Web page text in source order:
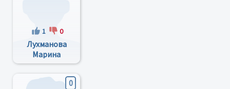
1 0
Лухманова
Марина
Антольевна
0